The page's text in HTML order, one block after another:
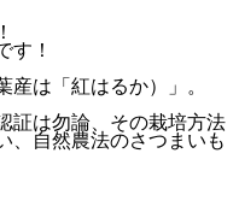
す！
は「紅はるか）」。
証は勿論、その栽培方法
、自然農法のさつまいも